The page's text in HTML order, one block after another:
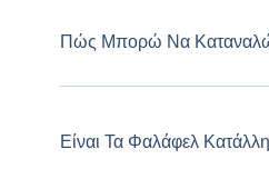
Πώς Μπορώ Να
Είναι Τα Φαλάφελ